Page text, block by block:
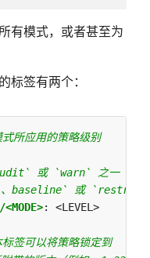
有模式，或者甚至为
标签有两个：
所应用的策略级别
或 `warn` 之一
、baseline` 或
: <LEVEL>
签可以将策略锁定到